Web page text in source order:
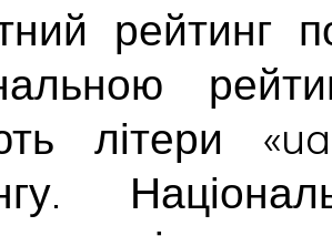
рейтинг
літери